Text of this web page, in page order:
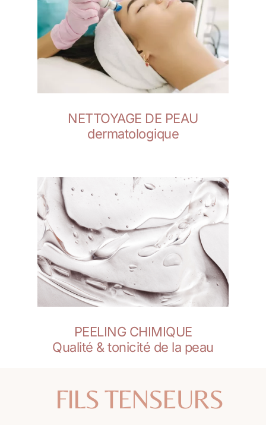
NETTOYAGE DE PEAU
dermatologique
PEELING CHIMIQUE
Qualité & tonicité de la peau
FILS TENSEURS